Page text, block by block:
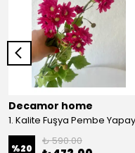
Decamor home
%20
₺ 590.00